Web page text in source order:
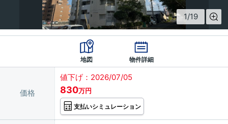
1/19
地図 物件詳細
価格
値下げ：2026/07/05
830万円
支払いシミュレーション